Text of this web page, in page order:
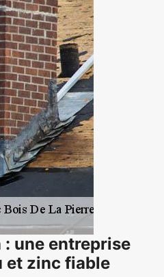
une entreprise
et zinc fiable